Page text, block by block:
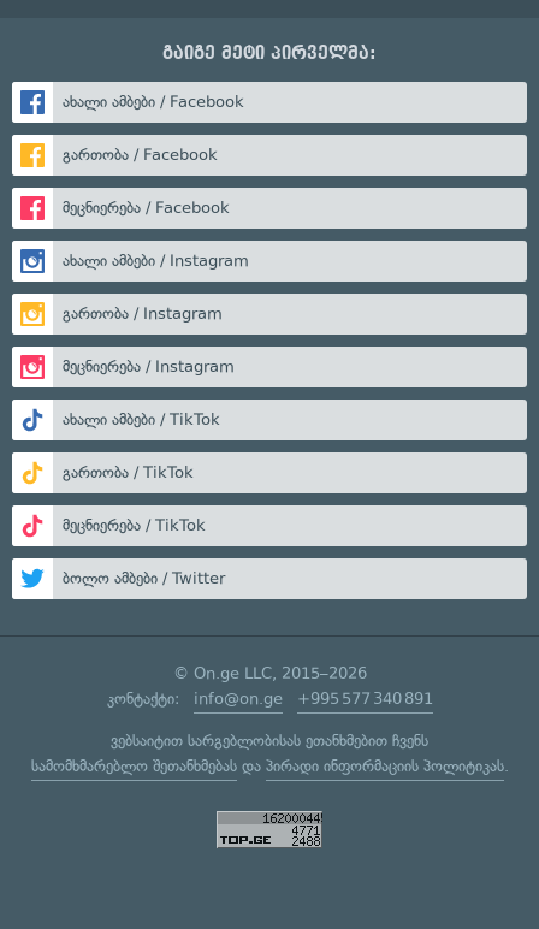
გაიგე მეტი პირველმა:
ახალი ამბები / Facebook
გართობა / Facebook
მეცნიერება / Facebook
ახალი ამბები / Instagram
გართობა / Instagram
მეცნიერება / Instagram
ახალი ამბები / TikTok
გართობა / TikTok
მეცნიერება / TikTok
ბოლო ამბები / Twitter
© On.ge LLC, 2015–2026
კონტაქტი: info@on.ge +995 577 340 891
ვებსაიტით სარგებლობისას ეთანხმებით ჩვენს
სამომხმარებლო შეთანხმებასდა პირადი ინფორმაციის პოლიტიკას.